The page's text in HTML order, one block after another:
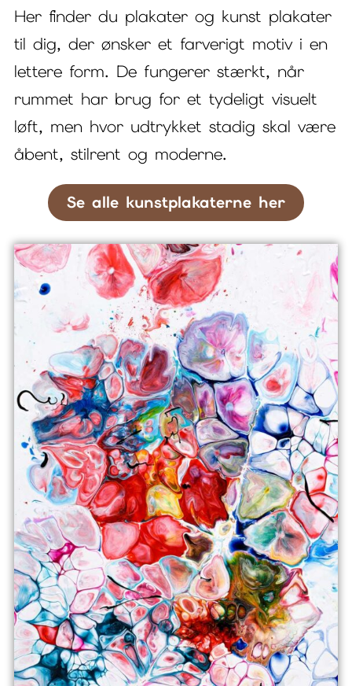
Her finder du plakater og kunst plakater
til dig, der ønsker et farverigt motiv i en
lettere form. De fungerer stærkt, når
rummet har brug for et tydeligt visuelt
løft, men hvor udtrykket stadig skal være
åbent, stilrent og moderne.
Se alle kunstplakaterne her